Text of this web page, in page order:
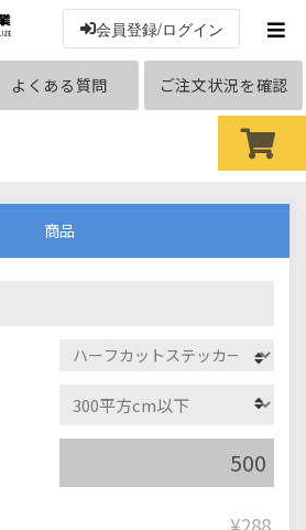
会員登録/ログイン
よくある質問 ご注文状況を確認
商品